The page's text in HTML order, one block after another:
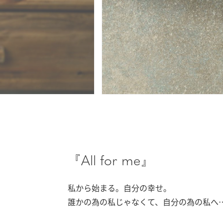
『All for me』
私から始まる。自分の幸せ。
誰かの為の私じゃなくて、自分の為の私